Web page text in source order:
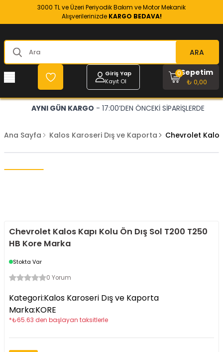
3000 TL ve Üzeri Periyodik Bakım ve Motor Mekanik
Alışverilerinizde KARGO BEDAVA!
ARA
Giriş Yap
Kayıt Ol
Sepetim
₺ 0,00
0
AYNI GÜN KARGO - 17:00’DEN ÖNCEKİ SİPARİŞLERDE
Ana Sayfa Kalos Karoseri Dış ve Kaporta Chevrolet Kalos
Chevrolet Kalos Kapı Kolu Ön Dış Sol T200 T250
HB Kore Marka
Stokta Var
0 Yorum
Kategori:Kalos Karoseri Dış ve Kaporta
Marka:KORE
*₺65.63 den başlayan taksitlerle